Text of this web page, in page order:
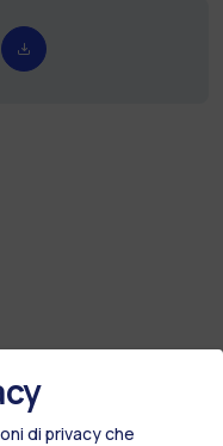
di privacy che